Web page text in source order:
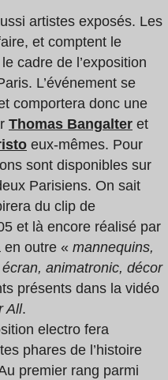
artistes exposés. Les
et comptent le
cadre de l’exposition
L’événement se
comportera donc une
Thomas Bangalter et
eux-mêmes. Pour
sont disponibles sur
Parisiens. On sait
du clip de
et là encore réalisé par
en outre « mannequins,
animatronic, décor
présents dans la vidéo
All.
electro fera
phares de l’histoire
premier rang parmi